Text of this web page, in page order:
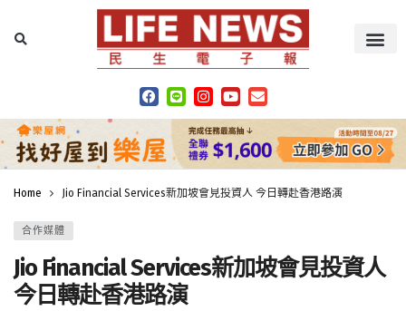
Home Jio Financial Services新加坡會見投資人 今日轉赴香港路演
合作媒體
Jio Financial Services新加坡會見投資人
今日轉赴香港路演